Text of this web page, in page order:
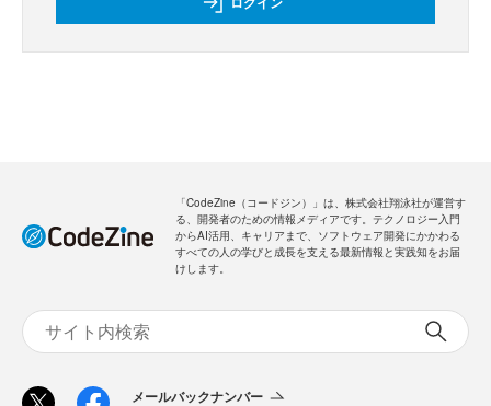
「CodeZine（コードジン）」は、株式会社翔泳社が運営す
る、開発者のための情報メディアです。テクノロジー入門
からAI活用、キャリアまで、ソフトウェア開発にかかわる
すべての人の学びと成長を支える最新情報と実践知をお届
けします。
メールバックナンバー